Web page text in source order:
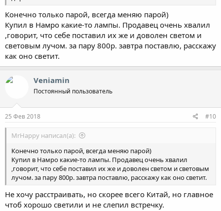
Конечно только парой, всегда меняю парой)
Купил в Намро какие-то лампы. Продавец очень хвалил
,говорит, что себе поставил их же и доволен светом и
световым лучом. за пару 800р. завтра поставлю, расскажу
как оно светит.
Veniamin
Постоянный пользователь
25 Фев 2018 #10
MrHappy написал(а):
Конечно только парой, всегда меняю парой)
Купил в Намро какие-то лампы. Продавец очень хвалил
,говорит, что себе поставил их же и доволен светом и световым
лучом. за пару 800р. завтра поставлю, расскажу как оно светит.
Не хочу расстраивать, но скорее всего Китай, но главное
чтоб хорошо светили и не слепил встречку.